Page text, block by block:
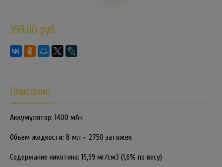
399.00 руб
Описание
Аккумулятор: 1400 мАч
Объем жидкости: 8 мл ~ 2750 затяжек
Содержание никотина: 19,99 мг/см3 (1,6% по весу)